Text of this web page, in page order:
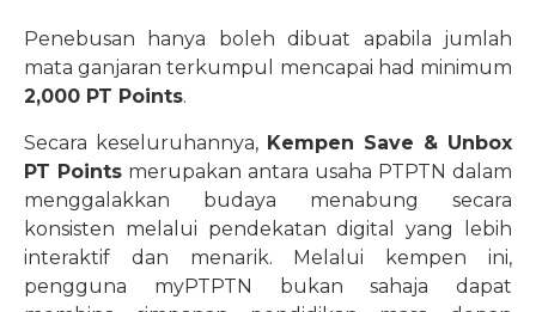
Penebusan hanya boleh dibuat apabila jumlah
mata ganjaran terkumpul mencapai had minimum
2,000 PT Points.
Secara keseluruhannya, Kempen Save & Unbox
PT Points merupakan antara usaha PTPTN dalam
menggalakkan budaya menabung secara
konsisten melalui pendekatan digital yang lebih
interaktif dan menarik. Melalui kempen ini,
pengguna myPTPTN bukan sahaja dapat